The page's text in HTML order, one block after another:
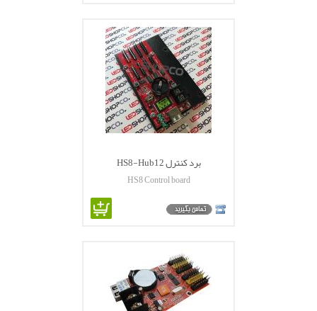
برد کنترل HS8-Hub12
HS8 Control board